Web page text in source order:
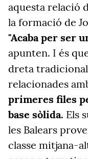
aquesta relació
la formació de
"Acaba per ser
apunten. I és
dreta
relacionades
primeres files
base sòlida. Els
les Balears
classe mitjana-